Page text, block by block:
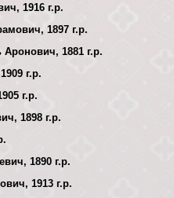
1916 г.р.
1897 г.р.
1881 г.р.
г.р.
г.р.
1898 г.р.
1890 г.р.
1913 г.р.